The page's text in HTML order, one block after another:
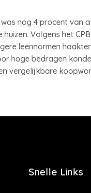
nog 4 procent van
Volgens het
leennormen
hoge bedragen
vergelijkbare
Snelle Links